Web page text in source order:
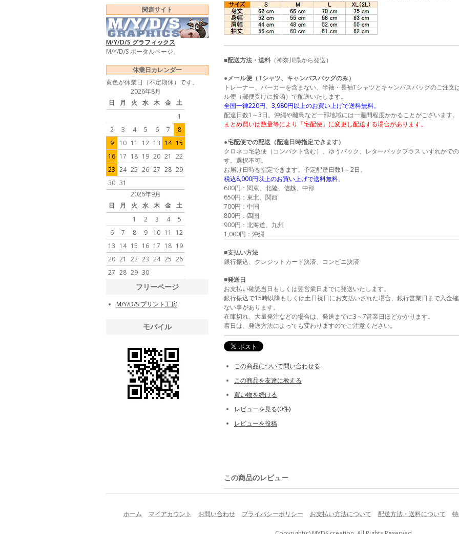
■配送方法・送料 （神奈川県から発送）
●メール便（Tシャツ、キャンバスバッグのみ）
トレーナー、パーカーを含まない、半袖・長袖Tシャツとキャンバスバッグのご注文
ル便（郵便受けに投函）で配送いたします。
全国一律220円、3,980円以上のお買い上げで送料無料。
配達日数1～3日。沖縄や離島など一部地域には一週間程度かかることがございます。
まとめ買いは数量等により「宅配便」に変更し配送する場合があります。
●宅配便での配送（配達日時指定できます）
クロネコ宅急便（コンパクト含む）、ゆうパック、レターパックプラス いずれかで
す。選択不可。
お届け日時を指定できます。予定配達日数1～2日。
税込8,000円以上のお買い上げで送料無料。
600円：関東、北陸、信越、中部
650円：東北、関西
700円：中国
800円：四国
900円：北海道、九州
1,000円：沖縄
■支払い方法
銀行振込、クレジットカード決済、コンビニ決済
■発送日
お支払い確認当日もしくは翌営業日までに発送いたします。
銀行振込で15時以降もしくは土日祝日にお支払いされた場合、銀行営業日まで入金
ない事があります。
在庫切れ、大量発注などの場合は、発送までに3～7営業日ほどかかります。
着日は、発送方法によっても変わりますのでご注意ください。
この商品について問い合わせる
この商品を友達に教える
買い物を続ける
レビューを見る(0件)
レビューを投稿
この商品のレビュー
関連サイト
M/Y/D/S グラフィックス
M/Y/D/S ポータルページ。
休業日カレンダー
黄色が休業日（不定期休）です。
2026年8月
日
月 火 水 木 金 土
1
2
3 4 5 6 7
8
9
10 11 12 13 14 15
16 17 18 19 20 21
22
23 24 25 26 27 28 29
30 31
2026年9月
日
月 火 水 木 金 土
1
2 3 4
5
6
7 8 9 10 11
12
13 14 15 16 17 18 19
20 21 22 23 24 25 26
27 28 29 30
フリーページ
M/Y/D/S プリント工房
モバイル
ホーム マイアカウント お問い合わせ プライバシーポリシー お支払い方法について 配送方法・送料について